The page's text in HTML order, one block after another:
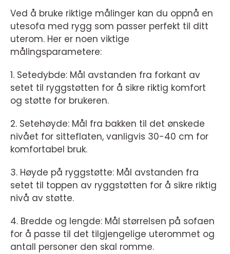
Ved å bruke riktige målinger kan du oppnå en
utesofa med rygg som passer perfekt til ditt
uterom. Her er noen viktige
målingsparametere:
1. Setedybde: Mål avstanden fra forkant av
setet til ryggstøtten for å sikre riktig komfort
og støtte for brukeren.
2. Setehøyde: Mål fra bakken til det ønskede
nivået for sitteflaten, vanligvis 30-40 cm for
komfortabel bruk.
3. Høyde på ryggstøtte: Mål avstanden fra
setet til toppen av ryggstøtten for å sikre riktig
nivå av støtte.
4. Bredde og lengde: Mål størrelsen på sofaen
for å passe til det tilgjengelige uterommet og
antall personer den skal romme.